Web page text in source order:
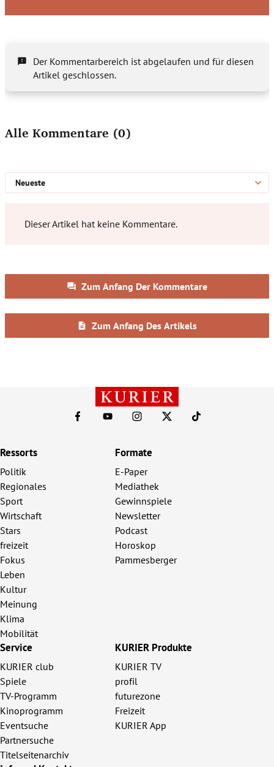
Ressorts
Politik
Regionales
Sport
Wirtschaft
Stars
freizeit
Fokus
Leben
Kultur
Meinung
Klima
Mobilität
Formate
E-Paper
Mediathek
Gewinnspiele
Newsletter
Podcast
Horoskop
Pammesberger
Service
KURIER club
Spiele
TV-Programm
Kinoprogramm
Eventsuche
Partnersuche
Titelseitenarchiv
KURIER Produkte
KURIER TV
profil
futurezone
Freizeit
KURIER App